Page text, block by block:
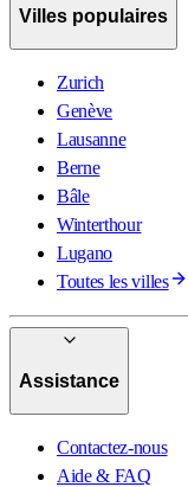
Villes populaires
Zurich
Genève
Lausanne
Berne
Bâle
Winterthour
Lugano
Toutes les villes
Assistance
Contactez-nous
Aide & FAQ